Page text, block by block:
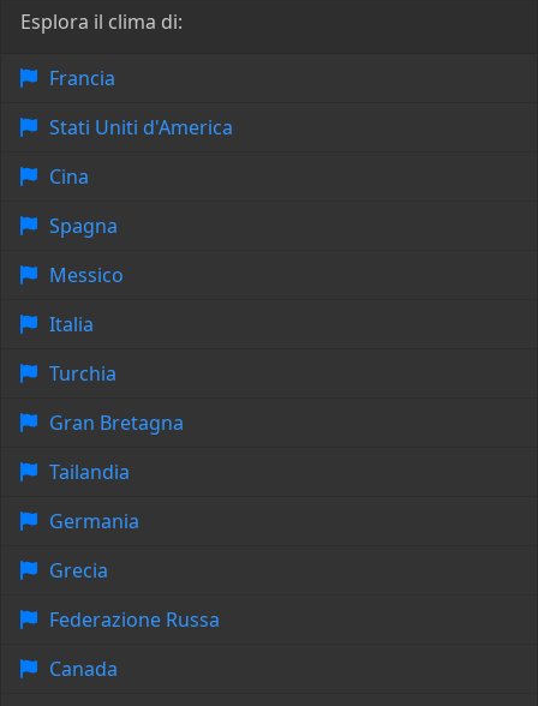
Esplora il clima di:
Francia
Stati Uniti d'America
Cina
Spagna
Messico
Italia
Turchia
Gran Bretagna
Tailandia
Germania
Grecia
Federazione Russa
Canada